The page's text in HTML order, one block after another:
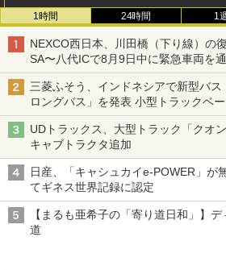
1時間 24時間 1
NEXCO西日本、川田橋（下り線）の
SA〜八代ICで8月9日中に緊急車両を
三菱ふそう、インドネシアで新型バ
ロングバス」を発表 小型トラックベ
バス
UDトラックス、大型トラック「クオ
キャブトラクタ追加
日産、「キャシュカイe-POWER」が
てギネス世界記録に認定
【まるも亜希子の「寄り道日和」】
道